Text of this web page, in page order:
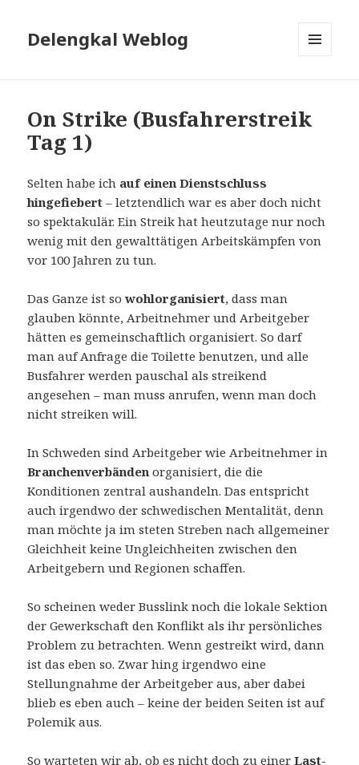
Delengkal Weblog
On Strike (Busfahrerstreik
Tag 1)
Selten habe ich auf einen Dienstschluss
hingefiebert – letztendlich war es aber doch nicht
so spektakulär. Ein Streik hat heutzutage nur noch
wenig mit den gewalttätigen Arbeitskämpfen von
vor 100 Jahren zu tun.
Das Ganze ist sowohlorganisiert, dass man
glauben könnte, Arbeitnehmer und Arbeitgeber
hätten es gemeinschaftlich organisiert. So darf
man auf Anfrage die Toilette benutzen, und alle
Busfahrer werden pauschal als streikend
angesehen – man muss anrufen, wenn man doch
nicht streiken will.
In Schweden sind Arbeitgeber wie Arbeitnehmer in
Branchenverbänden organisiert, die die
Konditionen zentral aushandeln. Das entspricht
auch irgendwo der schwedischen Mentalität, denn
man möchte ja im steten Streben nach allgemeiner
Gleichheit keine Ungleichheiten zwischen den
Arbeitgebern und Regionen schaffen.
So scheinen weder Busslink noch die lokale Sektion
der Gewerkschaft den Konflikt als ihr persönliches
Problem zu betrachten. Wenn gestreikt wird, dann
ist das eben so. Zwar hing irgendwo eine
Stellungnahme der Arbeitgeber aus, aber dabei
blieb es eben auch – keine der beiden Seiten ist auf
Polemik aus.
So warteten wir ab, ob es nicht doch zu einerLast-